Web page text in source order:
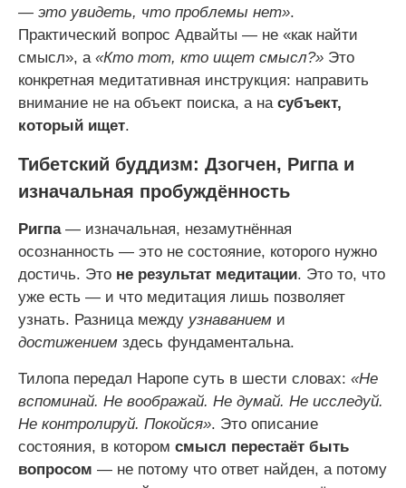
— это увидеть, что проблемы нет».
Практический вопрос Адвайты — не «как найти
смысл», а «Кто тот, кто ищет смысл?» Это
конкретная медитативная инструкция: направить
внимание не на объект поиска, а на субъект,
который ищет.
Тибетский буддизм: Дзогчен, Ригпа и
изначальная пробуждённость
Ригпа— изначальная, незамутнённая
осознанность — это не состояние, которого нужно
достичь. Это не результат медитации. Это то, что
уже есть — и что медитация лишь позволяет
узнать. Разница между узнаванием и
достижением здесь фундаментальна.
Тилопа передал Наропе суть в шести словах: «Не
вспоминай. Не воображай. Не думай. Не исследуй.
Не контролируй. Покойся». Это описание
состояния, в котором смысл перестаёт быть
вопросом — не потому что ответ найден, а потому